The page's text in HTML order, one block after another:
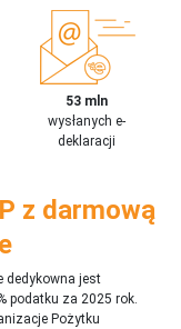
53 mln
wysłanych e-
deklaracji
z darmową
dedykowna jest
podatku za 2025 rok.
Pożytku